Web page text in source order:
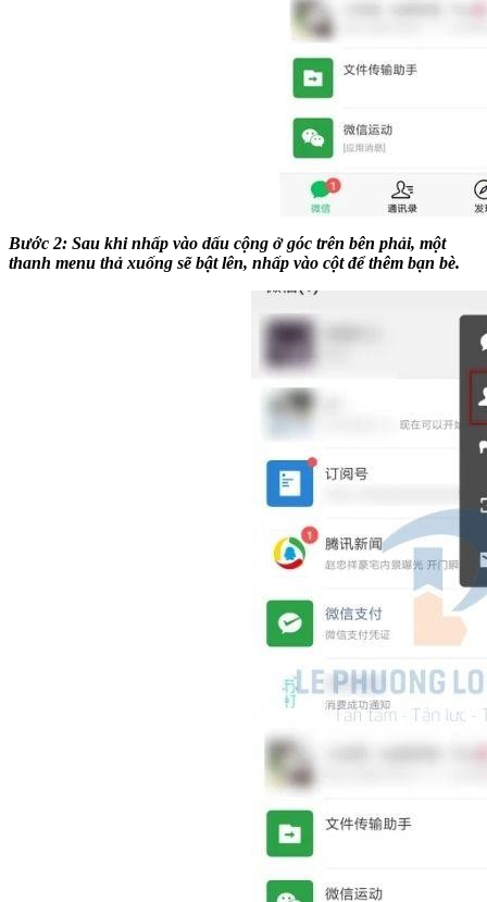
Bước 2: Sau khi nhấp vào dấu cộng ở góc trên bên phải, một
thanh menu thả xuống sẽ bật lên, nhấp vào cột để thêm bạn bè.